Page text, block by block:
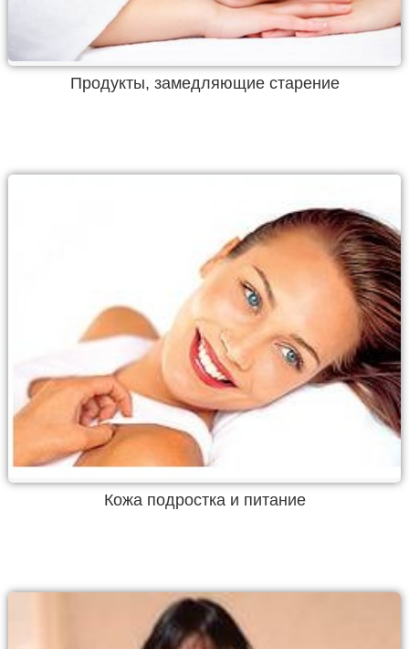
Продукты, замедляющие старение
Кожа подростка и питание